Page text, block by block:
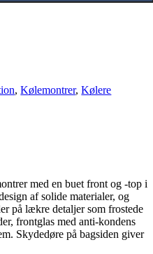
,Kølemontrer,Kølere
med en buet front og -top i
af solide materialer, og
på lækre detaljer som frostede
frontglas med anti-kondens
Skydedøre på bagsiden giver